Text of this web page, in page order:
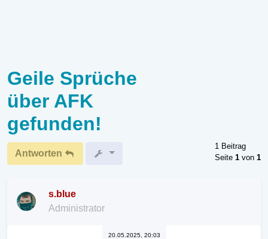
Geile Sprüche
über AFK
gefunden!
Antworten
1 Beitrag
Seite1 von1
s.blue
Administrator
20.05.2025, 20:03